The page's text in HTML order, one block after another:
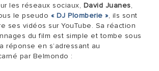
les réseaux sociaux, David Juanes,
le pseudo « DJ Plomberie », ils sont
ses vidéos sur YouTube. Sa réaction
du film est simple et tombe sous
réponse en s’adressant au
par Belmondo :